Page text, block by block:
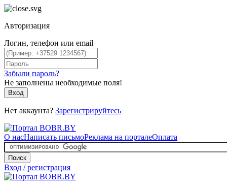
Авторизация
Логин, телефон или email
Забыли пароль?
Не заполнены необходимые поля!
Вход
Нет аккаунта? Зарегистрируйтесь
О насНаписать письмоРеклама на порталеОплата
Поиск
Вход / регистрация